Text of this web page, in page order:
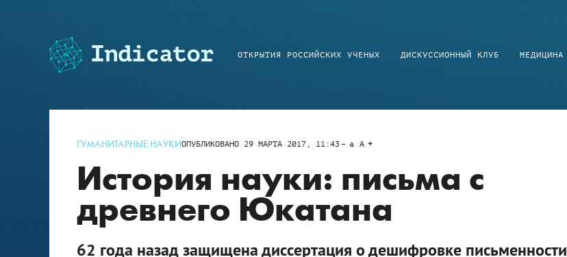
ОТКРЫТИЯ РОССИЙСКИХ УЧЕНЫХ ДИСКУССИОННЫЙ КЛУБ МЕДИЦИНА
ГУМАНИТАРНЫЕ НАУКИОПУБЛИКОВАНО 29 МАРТА 2017, 11:43 a A
История науки: письма с
древнего Юкатана
62 года назад защищена диссертация о дешифровке письменности